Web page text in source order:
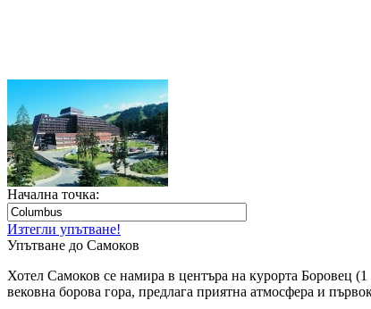
Начална точка:
Изтегли упътване!
Упътване до Самоков
Хотел Самоков се намира в центъра на курорта Боровец
вековна борова гора, предлага приятна атмосфера и